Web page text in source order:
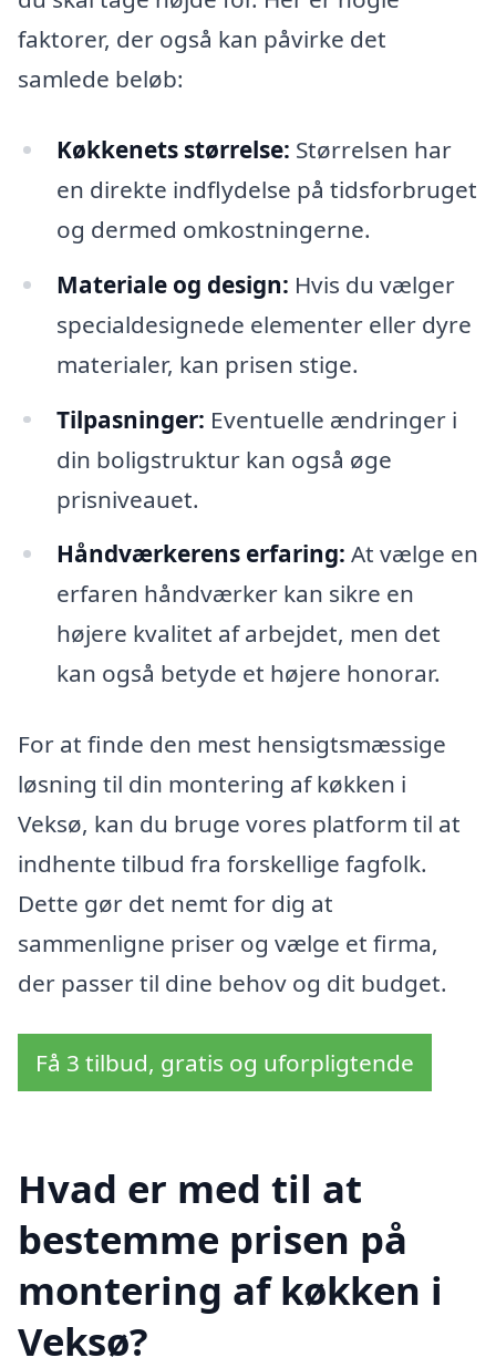
faktorer, der også kan påvirke det
samlede beløb:
Køkkenets størrelse: Størrelsen har
en direkte indflydelse på tidsforbruget
og dermed omkostningerne.
Materiale og design: Hvis du vælger
specialdesignede elementer eller dyre
materialer, kan prisen stige.
Tilpasninger: Eventuelle ændringer i
din boligstruktur kan også øge
prisniveauet.
Håndværkerens erfaring: At vælge en
erfaren håndværker kan sikre en
højere kvalitet af arbejdet, men det
kan også betyde et højere honorar.
For at finde den mest hensigtsmæssige
løsning til din montering af køkken i
Veksø, kan du bruge vores platform til at
indhente tilbud fra forskellige fagfolk.
Dette gør det nemt for dig at
sammenligne priser og vælge et firma,
der passer til dine behov og dit budget.
Få 3 tilbud, gratis og uforpligtende
Hvad er med til at
bestemme prisen på
montering af køkken i
Veksø?